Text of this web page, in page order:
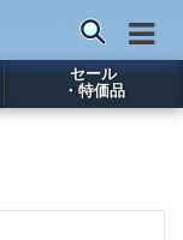
セール
・特価品